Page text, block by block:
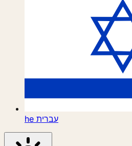
he עברית